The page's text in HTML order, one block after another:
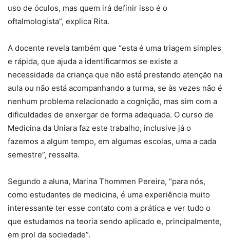
uso de óculos, mas quem irá definir isso é o
oftalmologista”, explica Rita.
A docente revela também que “esta é uma triagem simples
e rápida, que ajuda a identificarmos se existe a
necessidade da criança que não está prestando atenção na
aula ou não está acompanhando a turma, se às vezes não é
nenhum problema relacionado a cognição, mas sim com a
dificuldades de enxergar de forma adequada. O curso de
Medicina da Uniara faz este trabalho, inclusive já o
fazemos a algum tempo, em algumas escolas, uma a cada
semestre”, ressalta.
Segundo a aluna, Marina Thommen Pereira, “para nós,
como estudantes de medicina, é uma experiência muito
interessante ter esse contato com a prática e ver tudo o
que estudamos na teoria sendo aplicado e, principalmente,
em prol da sociedade”.